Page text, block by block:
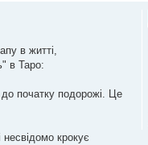
в житті,
в Таро:
початку подорожі. Це
крокує